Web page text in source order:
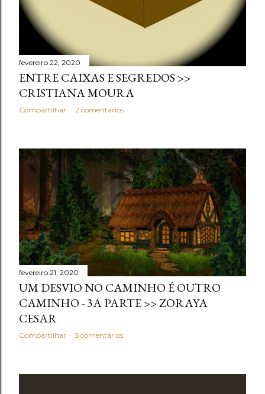
fevereiro 22, 2020
ENTRE CAIXAS E SEGREDOS >>
CRISTIANA MOURA
Compartilhar 2 comentários
fevereiro 21, 2020
UM DESVIO NO CAMINHO É OUTRO
CAMINHO - 3A PARTE >> ZORAYA
CESAR
Compartilhar 5 comentários